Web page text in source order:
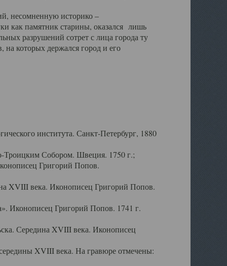
несомненную историко –
как памятник старины, оказался лишь
разрушений сотрет с лица города ту
которых держался город и его
института. Санкт-Петербург, 1880
Собором. Швеция. 1750 г.;
Григорий Попов.
XVIII века. Иконописец Григорий Попов.
Иконописец Григорий Попов. 1741 г.
Середина XVIII века. Иконописец
XVIII века. На гравюре отмечены: